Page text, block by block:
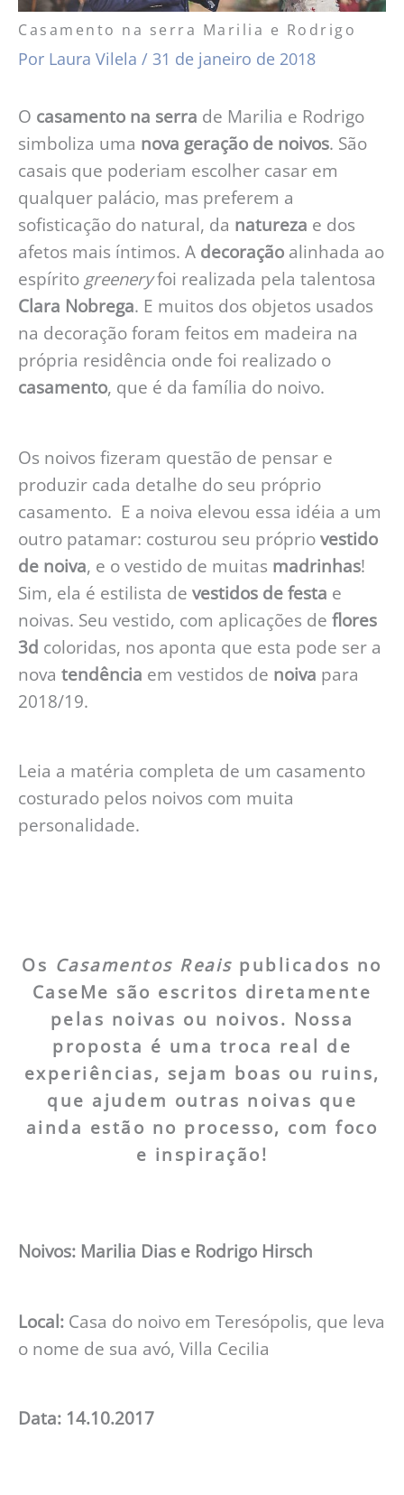
Casamento na serra Marilia e Rodrigo
Por Laura Vilela / 31 de janeiro de 2018
O casamento na serra de Marilia e Rodrigo
simboliza uma nova geração de noivos. São
casais que poderiam escolher casar em
qualquer palácio, mas preferem a
sofisticação do natural, da natureza e dos
afetos mais íntimos. A decoração alinhada ao
espírito greeneryfoi realizada pela talentosa
Clara Nobrega. E muitos dos objetos usados
na decoração foram feitos em madeira na
própria residência onde foi realizado o
casamento, que é da família do noivo.
Os noivos fizeram questão de pensar e
produzir cada detalhe do seu próprio
casamento. E a noiva elevou essa idéia a um
outro patamar: costurou seu próprio vestido
de noiva, e o vestido de muitas madrinhas!
Sim, ela é estilista de vestidos de festa e
noivas. Seu vestido, com aplicações de flores
3d coloridas, nos aponta que esta pode ser a
nova tendência em vestidos de noiva para
2018/19.
Leia a matéria completa de um casamento
costurado pelos noivos com muita
personalidade.
Os Casamentos Reais publicados no
CaseMe são escritos diretamente
pelas noivas ou noivos. Nossa
proposta é uma troca real de
experiências, sejam boas ou ruins,
que ajudem outras noivas que
ainda estão no processo, com foco
e inspiração!
Noivos: Marilia Dias e Rodrigo Hirsch
Local: Casa do noivo em Teresópolis, que leva
o nome de sua avó, Villa Cecilia
Data: 14.10.2017